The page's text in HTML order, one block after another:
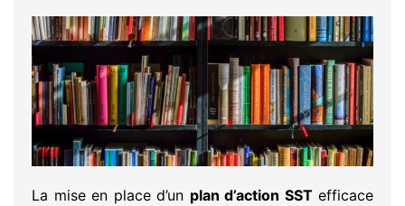
La mise en place d’un plan d’action SSTefficace